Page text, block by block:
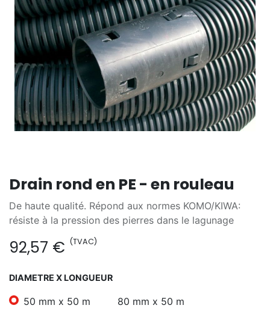
Drain rond en PE - en rouleau
De haute qualité. Répond aux normes KOMO/KIWA:
résiste à la pression des pierres dans le lagunage
92,57 € (TVAC)
DIAMETRE X LONGUEUR
50 mm x 50 m 80 mm x 50 m